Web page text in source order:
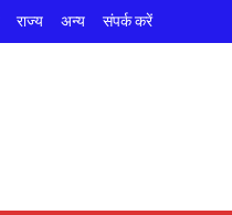
राज्य अन्य संपर्क करें